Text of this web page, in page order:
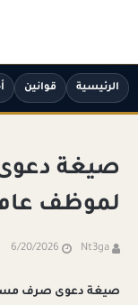
الرئيسية قوانين
صيغة
لموظف
Nt3ga
6/20/2026
صيغة دعوى صرف